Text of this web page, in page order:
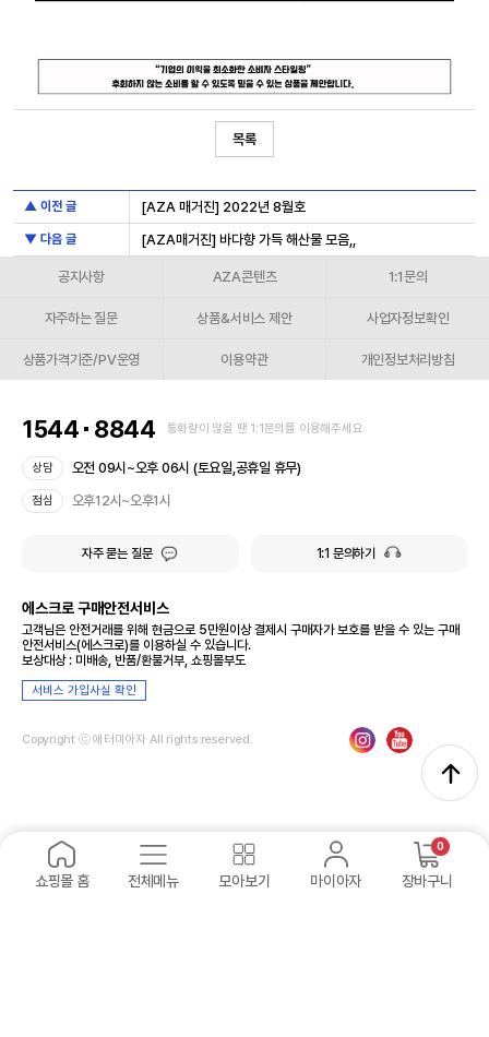
목록
▲ 이전 글 [AZA 매거진] 2022년 8월호
▼ 다음 글 [AZA매거진] 바다향 가득 해산물 모음,,
쇼핑몰 홈 전체메뉴 모아보기 마이아자 장바구니
0
공지사항 AZA콘텐츠 1:1문의
자주하는 질문 상품&서비스 제안 사업자정보확인
상품가격기준/PV운영 이용약관 개인정보처리방침
1544 8844 통화량이 많을 땐 1:1문의를 이용해주세요
상담 오전 09시~오후 06시 (토요일,공휴일 휴무)
점심 오후12시~오후1시
자주 묻는 질문 1:1 문의하기
에스크로 구매안전서비스
고객님은 안전거래를 위해 현금으로 5만원이상 결제시 구매자가 보호를 받을 수 있는 구매
안전서비스(에스크로)를 이용하실 수 있습니다.
보상대상 : 미배송, 반품/환불거부, 쇼핑몰부도
서비스 가입사실 확인
Copyright ⓒ 애터미아자 All rights reserved.